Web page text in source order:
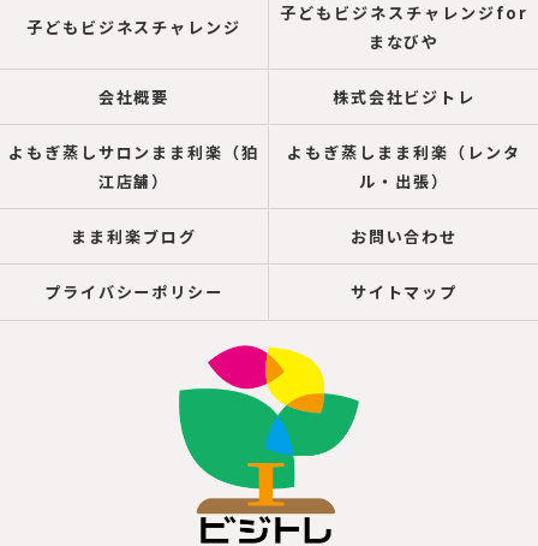
子どもビジネスチャレンジ
子どもビジネスチャレンジfor
まなびや
会社概要 株式会社ビジトレ
よもぎ蒸しサロンまま利楽（狛
江店舗）
よもぎ蒸しまま利楽（レンタ
ル・出張）
まま利楽ブログ お問い合わせ
プライバシーポリシー サイトマップ